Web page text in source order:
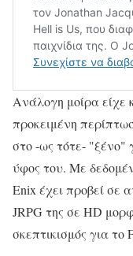
Ανάλογη μοίρα είχε
προκειμένη
στο -ως τότε- "ξένο"
ύφος του. Με
Enix έχει προβεί σε
JRPG της σε HD
σκεπτικισμός για το